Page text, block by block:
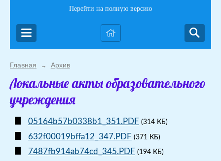
Перейти на полную версию
Главная → Архив
Локальные акты образовательного
учреждения
05164b57b0338b1_351.PDF (314 КБ)
632f00019bffa12_347.PDF (371 КБ)
7487fb914ab74cd_345.PDF (194 КБ)